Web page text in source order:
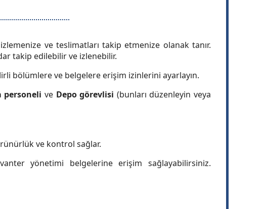
ve teslimatları takip etmenize olanak tanır.
takip edilebilir ve izlenebilir.
bölümlere ve belgelere erişim izinlerini ayarlayın.
personeli ve Depo görevlisi (bunları düzenleyin veya
ve kontrol sağlar.
yönetimi belgelerine erişim sağlayabilirsiniz.